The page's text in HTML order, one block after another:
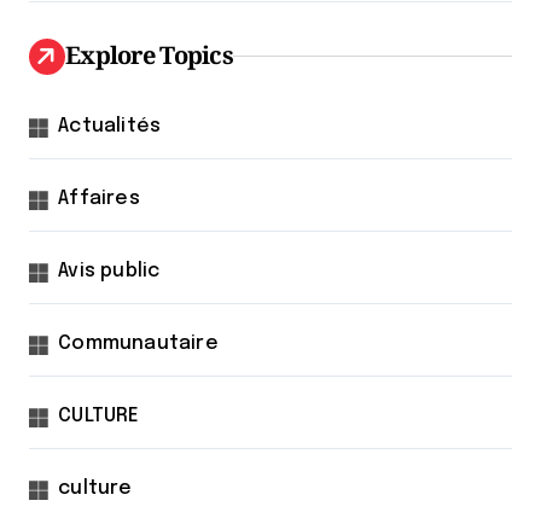
Explore Topics
Actualités
Affaires
Avis public
Communautaire
CULTURE
culture